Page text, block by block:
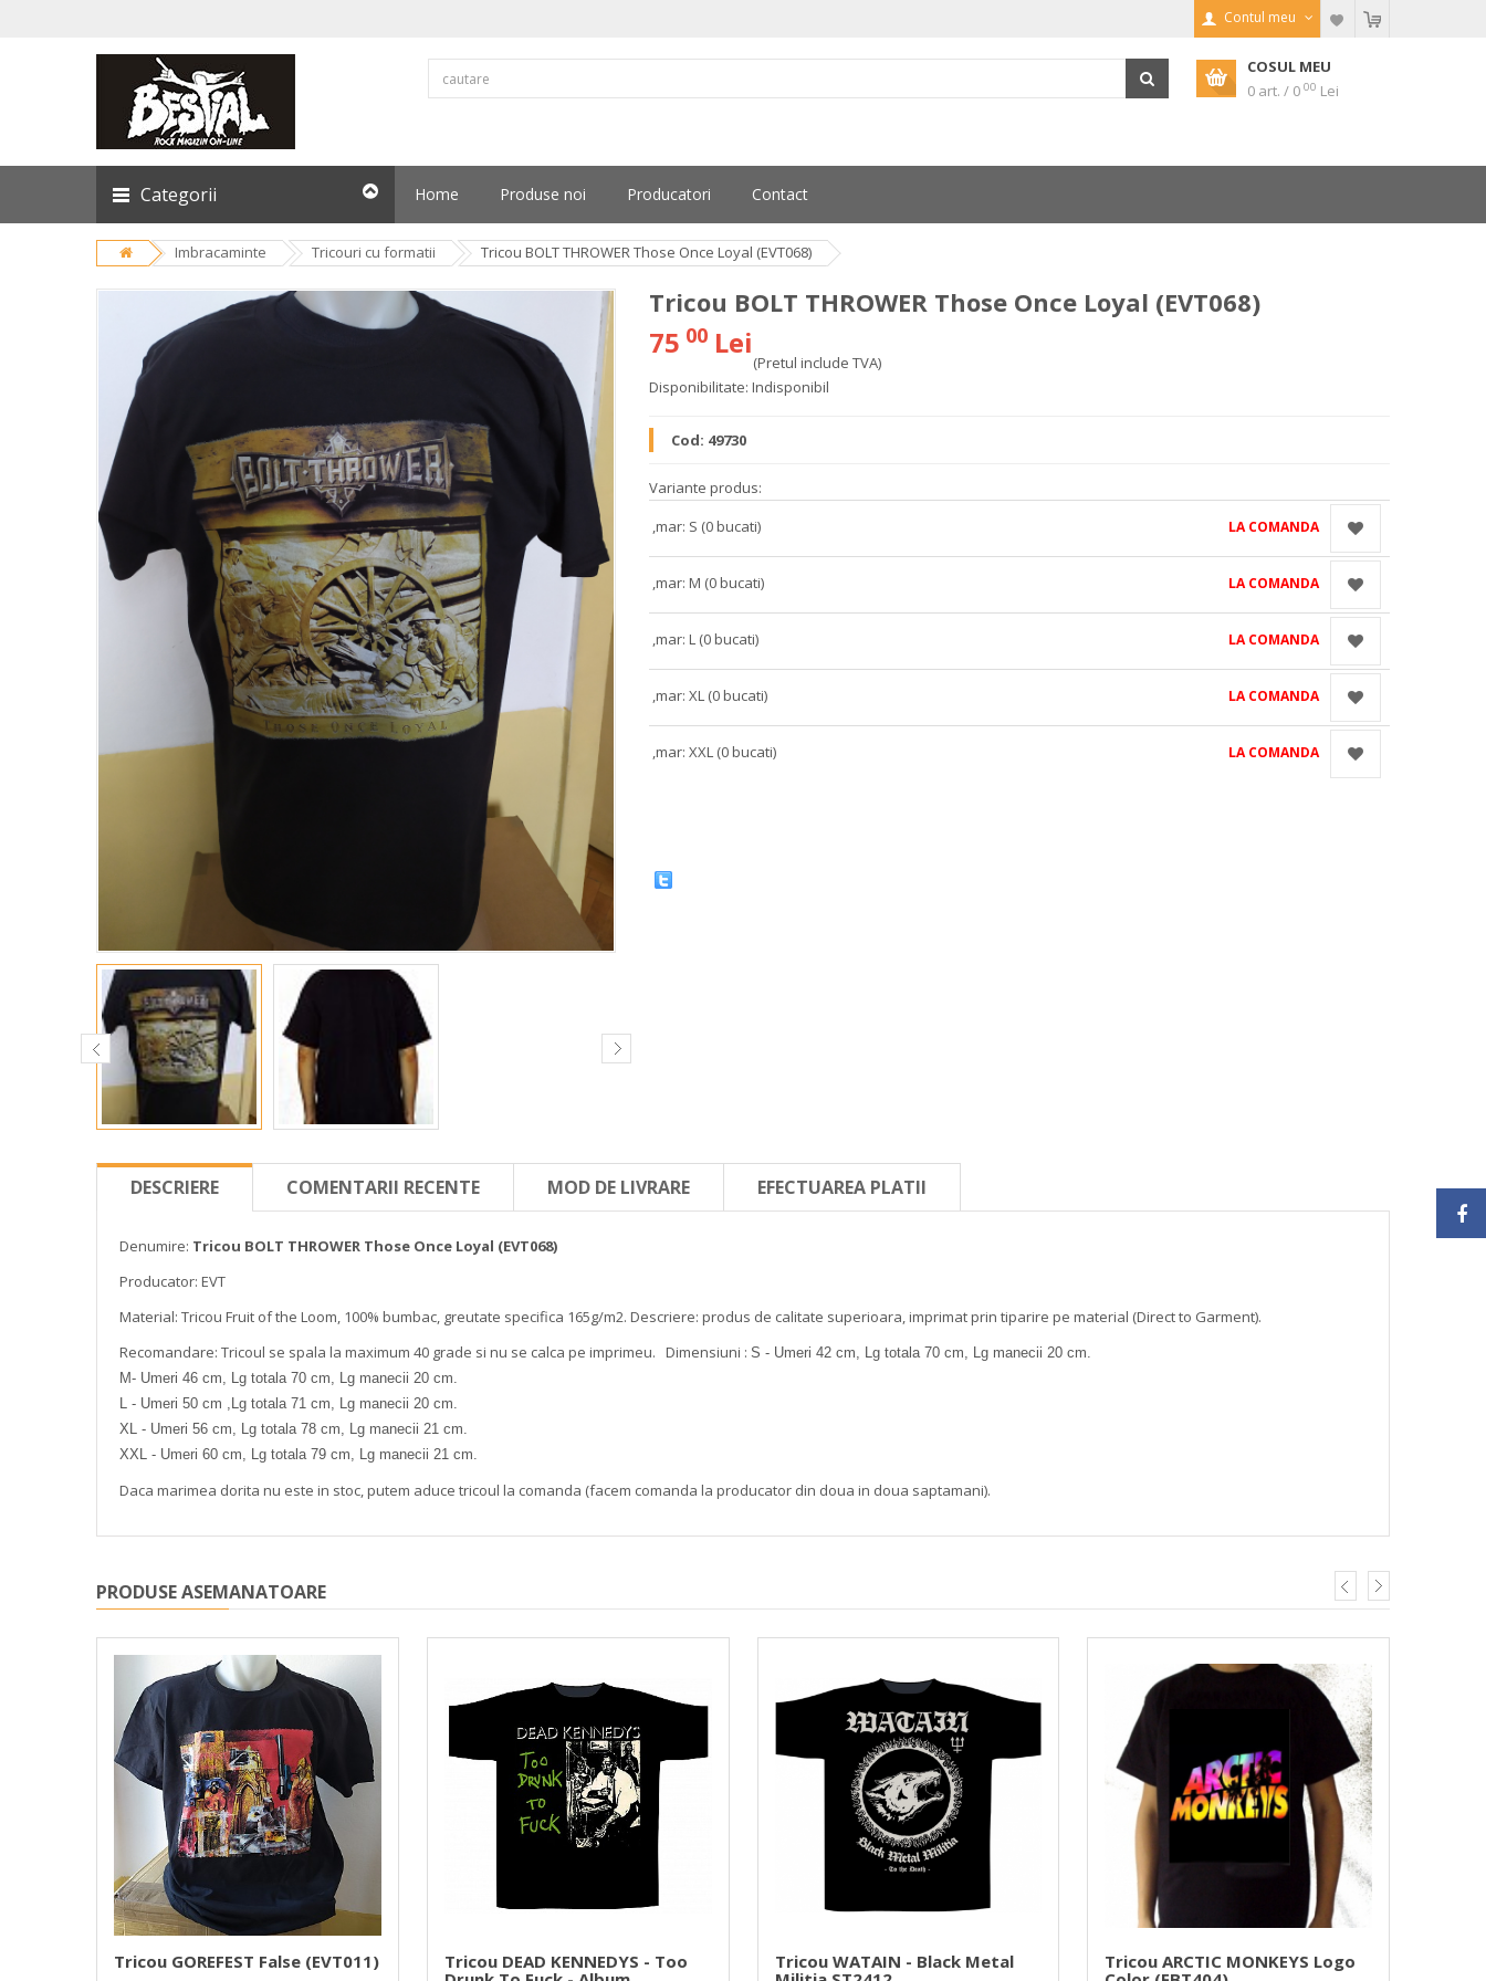
Contul meu
COSUL MEU
0 art. / 0 00 Lei
Categorii Home Produse noi Producatori Contact
Imbracaminte Tricouri cu formatii Tricou BOLT THROWER Those Once Loyal (EVT068)
Tricou BOLT THROWER Those Once Loyal (EVT068)
75 00 Lei
(Pretul include TVA)
Disponibilitate: Indisponibil
Cod: 49730
Variante produs:
,mar: S (0 bucati)
LA COMANDA
,mar: M (0 bucati) LA COMANDA
,mar: L (0 bucati) LA COMANDA
,mar: XL (0 bucati) LA COMANDA
,mar: XXL (0 bucati) LA COMANDA
DESCRIERE COMENTARII RECENTE MOD DE LIVRARE EFECTUAREA PLATII
Denumire: Tricou BOLT THROWER Those Once Loyal (EVT068)
Producator: EVT
Material: Tricou Fruit of the Loom, 100% bumbac, greutate specifica 165g/m2. Descriere: produs de calitate superioara, imprimat prin tiparire pe material (Direct to Garment).
Recomandare: Tricoul se spala la maximum 40 grade si nu se calca pe imprimeu. Dimensiuni : S - Umeri 42 cm, Lg totala 70 cm, Lg manecii 20 cm.
M- Umeri 46 cm, Lg totala 70 cm, Lg manecii 20 cm.
L - Umeri 50 cm ,Lg totala 71 cm, Lg manecii 20 cm.
XL - Umeri 56 cm, Lg totala 78 cm, Lg manecii 21 cm.
XXL - Umeri 60 cm, Lg totala 79 cm, Lg manecii 21 cm.
Daca marimea dorita nu este in stoc, putem aduce tricoul la comanda (facem comanda la producator din doua in doua saptamani).
PRODUSE ASEMANATOARE
Tricou GOREFEST False (EVT011)
Tricou DEAD KENNEDYS - Too
Tricou WATAIN - Black Metal
Tricou ARCTIC MONKEYS Logo